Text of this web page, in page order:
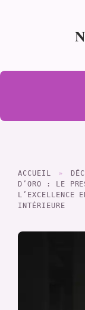
ACCUEIL »
D’ORO : LE
L’EXCELLENCE
INTÉRIEURE